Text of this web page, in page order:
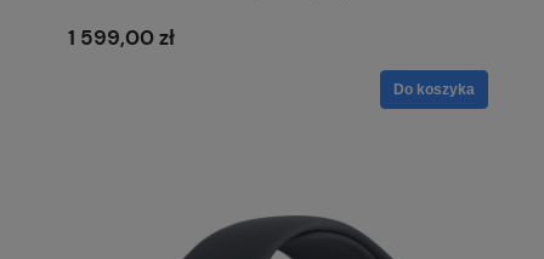
1 599,00 zł
Do koszyka